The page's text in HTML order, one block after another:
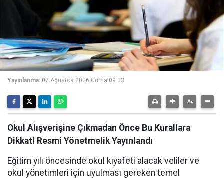
Yayınlanma: 07 Ağustos 2026 Cuma 09:03
Okul Alışverişine Çıkmadan Önce Bu Kurallara
Dikkat! Resmi Yönetmelik Yayınlandı
Eğitim yılı öncesinde okul kıyafeti alacak veliler ve
okul yönetimleri için uyulması gereken temel